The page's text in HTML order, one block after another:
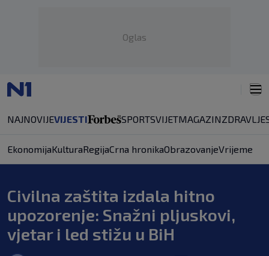
Oglas
NAJNOVIJEVIJESTI SPORTSVIJETMAGAZINZDRAVLJE
EkonomijaKulturaRegijaCrna hronikaObrazovanjeVrijeme
Civilna zaštita izdala hitno
upozorenje: Snažni pljuskovi,
vjetar i led stižu u BiH